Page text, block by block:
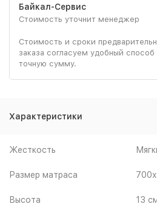
Байкал-Сервис
Стоимость уточнит менеджер
Стоимость и сроки
заказа согласуем удобный
точную сумму.
Характеристики
Жесткость
Размер матраса
Высота 13